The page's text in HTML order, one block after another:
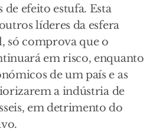
de efeito estufa. Esta
líderes da esfera
só comprova que o
em risco, enquanto
de um país e as
a indústria de
em detrimento do